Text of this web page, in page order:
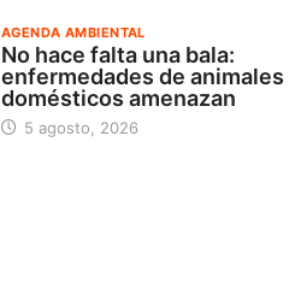
AGENDA AMBIENTAL
No hace falta una bala:
enfermedades de animales
domésticos amenazan
5 agosto, 2026